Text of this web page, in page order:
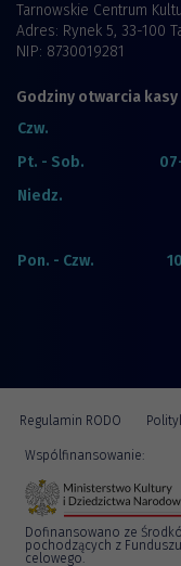
Tarnowskie Centrum
Adres: Rynek 5, 33-100
NIP: 8730019281
Godziny otwarcia kasy
Czw.
Pt. - Sob.
Niedz.
Pon. - Czw.
Regulamin RODO
Wspólfinansowanie:
Dofinansowano ze
pochodzących z
celowego.